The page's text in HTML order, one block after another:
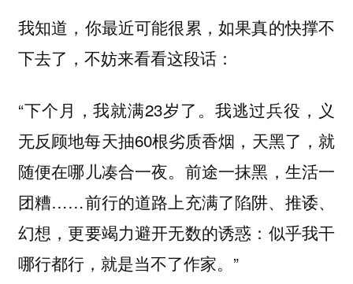
我知道，你最近可能很累，如果真的快撑不
下去了，不妨来看看这段话：
“下个月，我就满23岁了。我逃过兵役，义
无反顾地每天抽60根劣质香烟，天黑了，就
随便在哪儿凑合一夜。前途一抹黑，生活一
团糟……前行的道路上充满了陷阱、推诿、
幻想，更要竭力避开无数的诱惑：似乎我干
哪行都行，就是当不了作家。”